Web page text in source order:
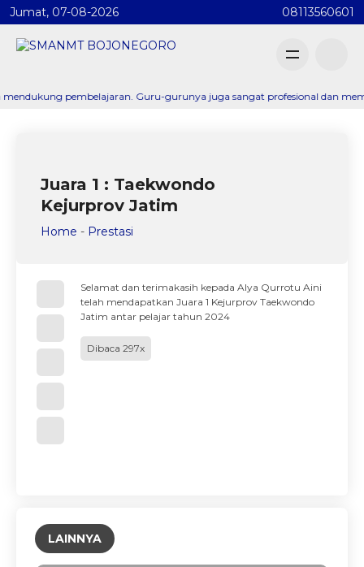
Jumat, 07-08-2026 08113560601
pembelajaran. Guru-gurunya juga sangat profesional dan
Juara 1 : Taekwondo
Kejurprov Jatim
Home - Prestasi
Selamat dan terimakasih kepada Alya Qurrotu Aini
telah mendapatkan Juara 1 Kejurprov Taekwondo
Jatim antar pelajar tahun 2024
Dibaca 297x
LAINNYA